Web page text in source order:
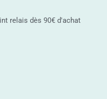
relais dès 90€ d'achat